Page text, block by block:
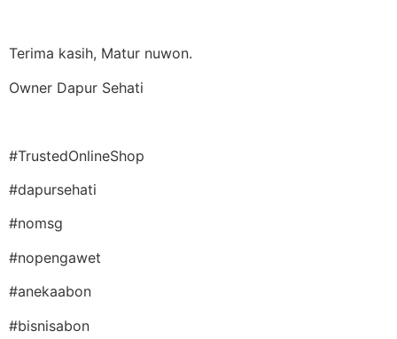
Terima kasih, Matur nuwon.
Owner Dapur Sehati
#TrustedOnlineShop
#dapursehati
#nomsg
#nopengawet
#anekaabon
#bisnisabon